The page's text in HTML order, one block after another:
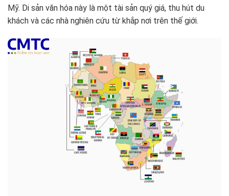
Mỹ. Di sản văn hóa này là một tài sản quý giá, thu hút du
khách và các nhà nghiên cứu từ khắp nơi trên thế giới.